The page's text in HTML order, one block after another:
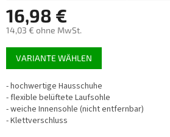
16,98 €
14,03 € ohne MwSt.
Verkaufspreis:
VARIANTE WÄHLEN
-hochwertige Hausschuhe
- flexible belüftete Laufsohle
- weiche Innensohle (nicht entfernbar)
- Klettverschluss